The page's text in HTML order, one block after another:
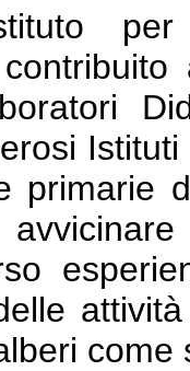
per il
primarie